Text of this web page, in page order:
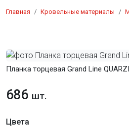
Главная Кровельные материалы
Планка торцевая Grand Line
686 шт.
Цвета